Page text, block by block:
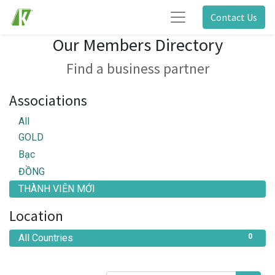
Contact Us
Our Members Directory
Find a business partner
Associations
All
GOLD
Bạc
ĐỒNG
THÀNH VIÊN MỚI
Location
All Countries 0